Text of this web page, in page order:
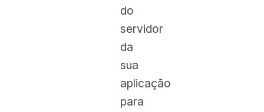
do
servidor
da
sua
aplicação
para